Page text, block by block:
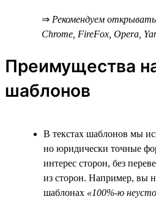
⇒ Рекомендуем
Chrome, FireFox, Opera,
Преимущества
шаблонов
В текстах шаблонов мы
но юридически точные
интерес сторон, без
из сторон. Например, вы
шаблонах «100%-ю